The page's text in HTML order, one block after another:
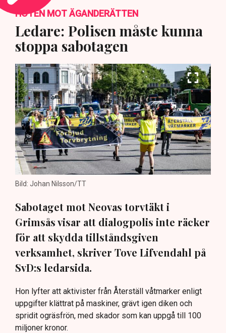
HOTEN MOT ÄGANDERÄTTEN
Ledare: Polisen måste kunna
stoppa sabotagen
Bild: Johan Nilsson/TT
Sabotaget mot Neovas torvtäkt i
Grimsås visar att dialogpolis inte räcker
för att skydda tillståndsgiven
verksamhet, skriver Tove Lifvendahl på
SvD:s ledarsida.
Hon lyfter att aktivister från Återställ våtmarker enligt
uppgifter klättrat på maskiner, grävt igen diken och
spridit ogräsfrön, med skador som kan uppgå till 100
miljoner kronor.